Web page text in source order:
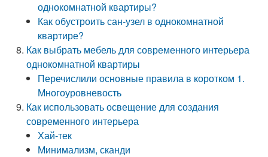
однокомнатной квартиры?
Как обустроить сан-узел в однокомнатной
квартире?
Как выбрать мебель для современного интерьера
однокомнатной квартиры
Перечислили основные правила в коротком 1.
Многоуровневость
Как использовать освещение для создания
современного интерьера
Хай-тек
Минимализм, сканди